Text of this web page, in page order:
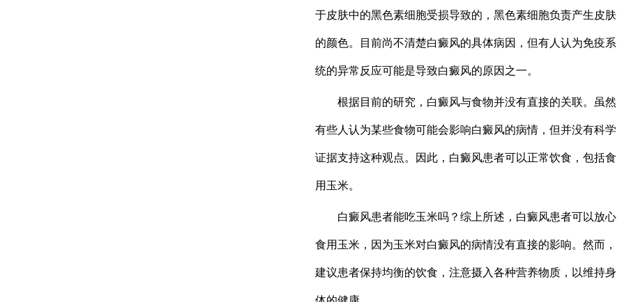
于皮肤中的黑色素细胞受损导致的，黑色素细胞负责产生皮肤
的颜色。目前尚不清楚白癜风的具体病因，但有人认为免疫系
统的异常反应可能是导致白癜风的原因之一。
根据目前的研究，白癜风与食物并没有直接的关联。虽然
有些人认为某些食物可能会影响白癜风的病情，但并没有科学
证据支持这种观点。因此，白癜风患者可以正常饮食，包括食
用玉米。
白癜风患者能吃玉米吗？综上所述，白癜风患者可以放心
食用玉米，因为玉米对白癜风的病情没有直接的影响。然而，
建议患者保持均衡的饮食，注意摄入各种营养物质，以维持身